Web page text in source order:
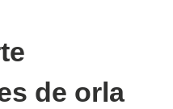
de orla